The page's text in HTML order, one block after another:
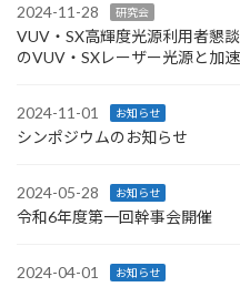
2024-11-28 研究会
VUV・SX高輝度光源利用者懇
のVUV・SXレーザー光源と加
2024-11-01 お知らせ
シンポジウムのお知らせ
2024-05-28 お知らせ
令和6年度第一回幹事会開催
2024-04-01 お知らせ